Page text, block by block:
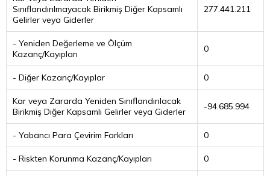
Sınıflandırılmayacak Birikmiş Diğer Kapsamlı
Gelirler veya Giderler
277.441.211
- Yeniden Değerleme ve Ölçüm
Kazanç/Kayıpları
0
- Diğer Kazanç/Kayıplar 0
Kar veya Zararda Yeniden Sınıflandırılacak
Birikmiş Diğer Kapsamlı Gelirler veya Giderler
-94.685.994
- Yabancı Para Çevirim Farkları 0
- Riskten Korunma Kazanç/Kayıpları 0